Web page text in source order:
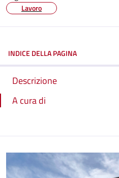
Lavoro
INDICE DELLA PAGINA
Descrizione
A cura di